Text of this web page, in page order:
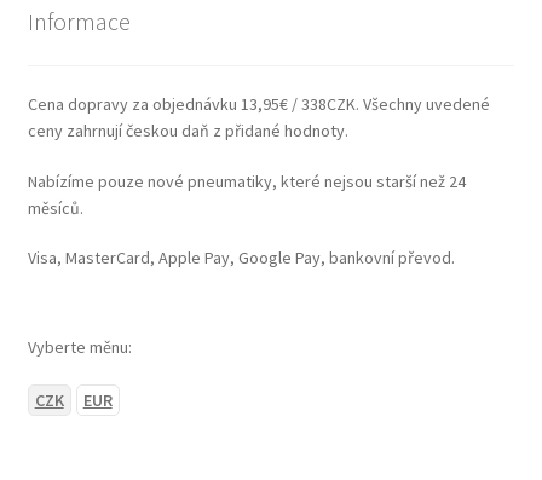
Informace
Cena dopravy za objednávku 13,95€ / 338CZK. Všechny uvedené
ceny zahrnují českou daň z přidané hodnoty.
Nabízíme pouze nové pneumatiky, které nejsou starší než 24
měsíců.
Visa, MasterCard, Apple Pay, Google Pay, bankovní převod.
Vyberte měnu:
CZK EUR